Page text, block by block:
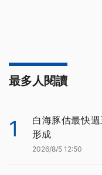
最多人閱讀
1
白海豚估最快
形成
2026/8/5 12:50